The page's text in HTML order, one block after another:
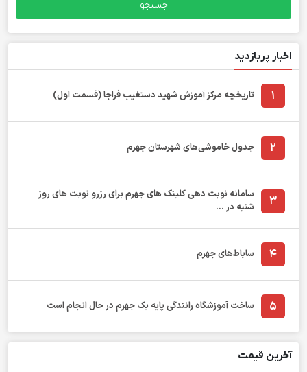
اخبار پربازدید
1 تاریخچه مرکز آموزش شهید دستغیب فراجا (قسمت اول)
2 جدول خاموشی‌های شهرستان جهرم
3
سامانه نوبت دهی کلینک های جهرم برای رزرو نوبت های روز
شنبه در ...
4 ساباط‌های جهرم
5 ساخت آموزشگاه رانندگی پایه یک جهرم در حال انجام است
آخرین قیمت